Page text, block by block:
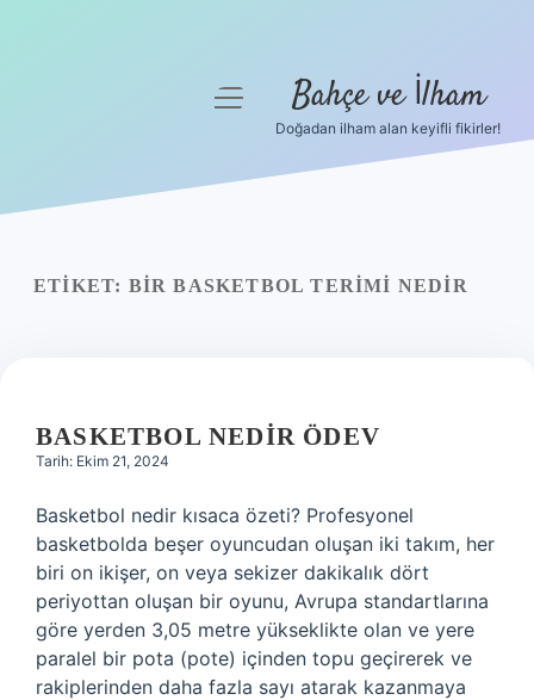
Yasal Uyarı
menüyü
Bahçe ve İlham
Doğadan ilham alan keyifli fikirler!
ETIKET: BIR BASKETBOL TERIMI NEDIR
BASKETBOL NEDIR ÖDEV
Tarih: Ekim 21, 2024
Basketbol nedir kısaca özeti? Profesyonel
basketbolda beşer oyuncudan oluşan iki takım, her
biri on ikişer, on veya sekizer dakikalık dört
periyottan oluşan bir oyunu, Avrupa standartlarına
göre yerden 3,05 metre yükseklikte olan ve yere
paralel bir pota (pote) içinden topu geçirerek ve
rakiplerinden daha fazla sayı atarak kazanmaya